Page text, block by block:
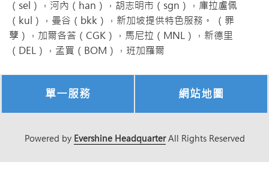
（sel），河內（han），胡志明市（sgn），庫拉盧佩
（kul），曼谷（bkk），新加坡提供特色服務。 （罪
孽），加爾各答（CGK），馬尼拉（MNL），新德里
（DEL），孟買（BOM），班加羅爾
單一服務 網站地圖
Powered by Evershine HeadquarterAll Rights Reserved